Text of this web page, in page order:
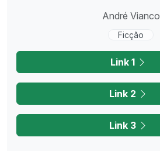
André Vianco
Ficção
Link 1
Link 2
Link 3